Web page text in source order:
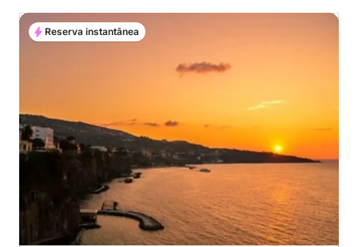
Reserva instantânea